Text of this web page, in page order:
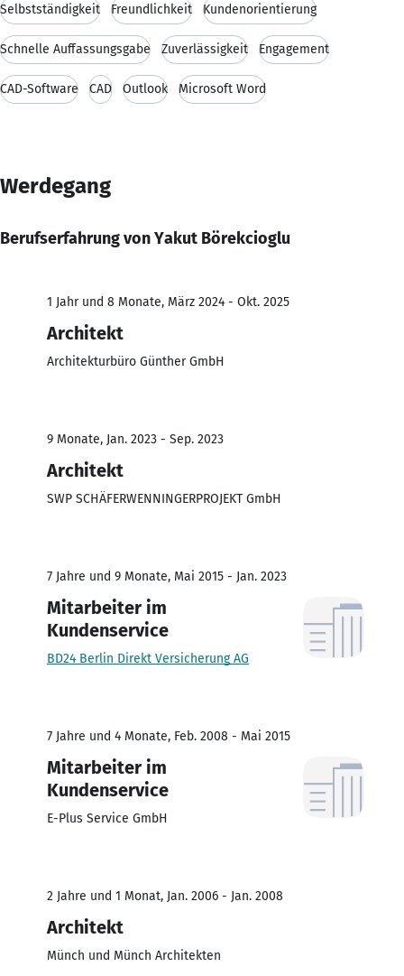
Selbstständigkeit Freundlichkeit Kundenorientierung
Schnelle Auffassungsgabe Zuverlässigkeit Engagement
CAD-Software CAD Outlook Microsoft Word
Werdegang
Berufserfahrung von Yakut Börekcioglu
1 Jahr und 8 Monate, März 2024 - Okt. 2025
Architekt
Architekturbüro Günther GmbH
9 Monate, Jan. 2023 - Sep. 2023
Architekt
SWP SCHÄFERWENNINGERPROJEKT GmbH
7 Jahre und 9 Monate, Mai 2015 - Jan. 2023
Mitarbeiter im
Kundenservice
BD24 Berlin Direkt Versicherung AG
7 Jahre und 4 Monate, Feb. 2008 - Mai 2015
Mitarbeiter im
Kundenservice
E-Plus Service GmbH
2 Jahre und 1 Monat, Jan. 2006 - Jan. 2008
Architekt
Münch und Münch Architekten